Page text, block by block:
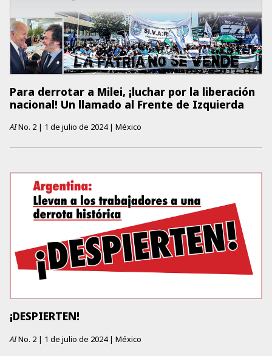
Para derrotar a Milei, ¡luchar por la liberación
nacional! Un llamado al Frente de Izquierda
AINo. 2 | 1 de julio de 2024 | México
¡DESPIERTEN!
AINo. 2 | 1 de julio de 2024 | México